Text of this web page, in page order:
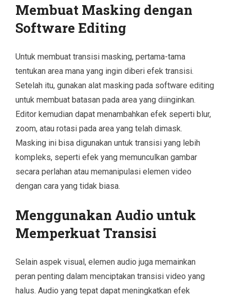
Membuat Masking dengan
Software Editing
Untuk membuat transisi masking, pertama-tama
tentukan area mana yang ingin diberi efek transisi.
Setelah itu, gunakan alat masking pada software editing
untuk membuat batasan pada area yang diinginkan.
Editor kemudian dapat menambahkan efek seperti blur,
zoom, atau rotasi pada area yang telah dimask.
Masking ini bisa digunakan untuk transisi yang lebih
kompleks, seperti efek yang memunculkan gambar
secara perlahan atau memanipulasi elemen video
dengan cara yang tidak biasa.
Menggunakan Audio untuk
Memperkuat Transisi
Selain aspek visual, elemen audio juga memainkan
peran penting dalam menciptakan transisi video yang
halus. Audio yang tepat dapat meningkatkan efek